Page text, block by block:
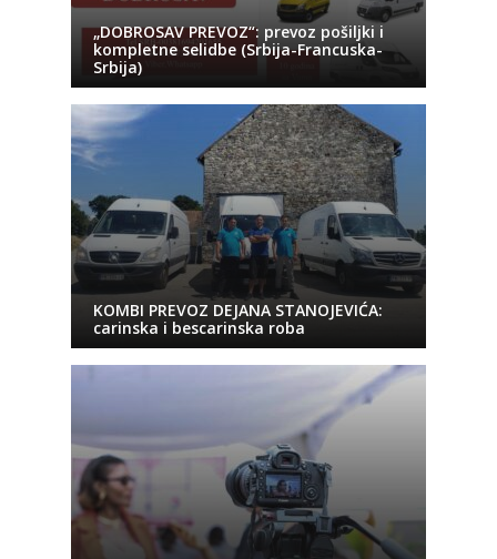
„DOBROSAV PREVOZ“: prevoz pošiljki i
kompletne selidbe (Srbija-Francuska-
Srbija)
KOMBI PREVOZ DEJANA STANOJEVIĆA:
carinska i bescarinska roba